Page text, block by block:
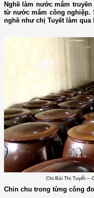
Nghề làm nước mắm
từ nước mắm công nghiệp.
nghề như chị Tuyết làm qua
Chị Bùi Thị Tuyết –
Chỉn chu trong từng công